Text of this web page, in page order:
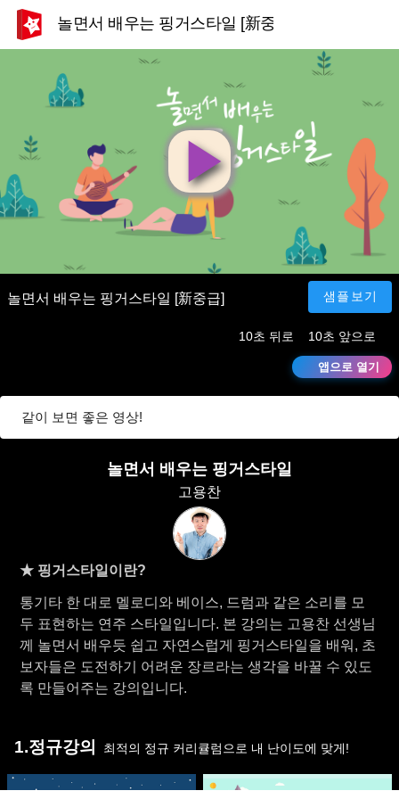
놀면서 배우는 핑거스타일 [新중급]
영
상
재
생
놀면서 배우는 핑거스타일 [新중급] 샘플보기
10초 뒤로 10초 앞으로
앱으로 열기
같이 보면 좋은 영상!
놀면서 배우는 핑거스타일
고용찬
★ 핑거스타일이란?
통기타 한 대로 멜로디와 베이스, 드럼과 같은 소리를 모
두 표현하는 연주 스타일입니다. 본 강의는 고용찬 선생님
께 놀면서 배우듯 쉽고 자연스럽게 핑거스타일을 배워, 초
보자들은 도전하기 어려운 장르라는 생각을 바꿀 수 있도
록 만들어주는 강의입니다.
1.정규강의 최적의 정규 커리큘럼으로 내 난이도에 맞게!